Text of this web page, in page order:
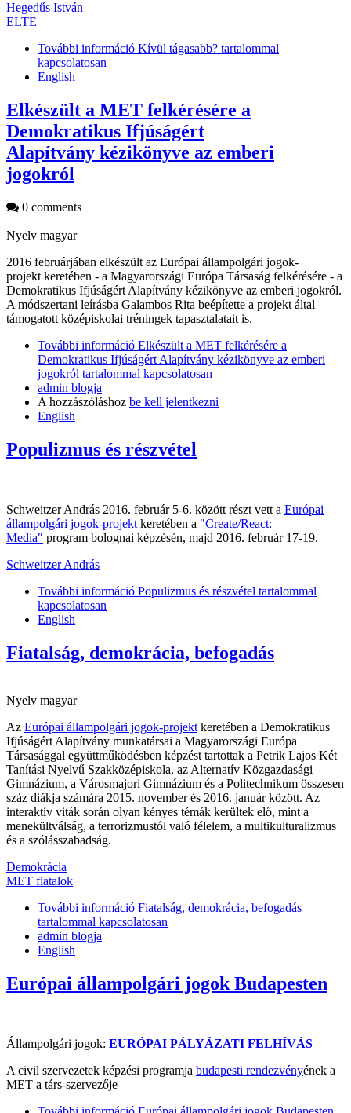
Hegedűs István
ELTE
További információ Kívül tágasabb? tartalommal
kapcsolatosan
English
Elkészült a MET felkérésére a
Demokratikus Ifjúságért
Alapítvány kézikönyve az emberi
jogokról
0 comments
Nyelv magyar
2016 februárjában elkészült az Európai állampolgári jogok-
projekt keretében - a Magyarországi Európa Társaság felkérésére - a
Demokratikus Ifjúságért Alapítvány kézikönyve az emberi jogokról.
A módszertani leírásba Galambos Rita beépítette a projekt által
támogatott középiskolai tréningek tapasztalatait is.
További információ Elkészült a MET felkérésére a
Demokratikus Ifjúságért Alapítvány kézikönyve az emberi
jogokról tartalommal kapcsolatosan
admin blogja
A hozzászóláshoz be kell jelentkezni
English
Populizmus és részvétel
Schweitzer András 2016. február 5-6. között részt vett a Európai
állampolgári jogok-projekt keretében a "Create/React:
Media" program bolognai képzésén, majd 2016. február 17-19.
Schweitzer András
További információ Populizmus és részvétel tartalommal
kapcsolatosan
English
Fiatalság, demokrácia, befogadás
Nyelv magyar
Az Európai állampolgári jogok-projekt keretében a Demokratikus
Ifjúságért Alapítvány munkatársai a Magyarországi Európa
Társasággal együttműködésben képzést tartottak a Petrik Lajos Két
Tanítási Nyelvű Szakközépiskola, az Alternatív Közgazdasági
Gimnázium, a Városmajori Gimnázium és a Politechnikum összesen
száz diákja számára 2015. november és 2016. január között. Az
interaktív viták során olyan kényes témák kerültek elő, mint a
menekültválság, a terrorizmustól való félelem, a multikulturalizmus
és a szólásszabadság.
Demokrácia
MET fiatalok
További információ Fiatalság, demokrácia, befogadás
tartalommal kapcsolatosan
admin blogja
English
Európai állampolgári jogok Budapesten
Állampolgári jogok: EURÓPAI PÁLYÁZATI FELHÍVÁS
A civil szervezetek képzési programja budapesti rendezvényének a
MET a társ-szervezője